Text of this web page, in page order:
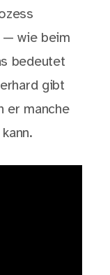
— wie beim
bedeutet
gibt
er manche